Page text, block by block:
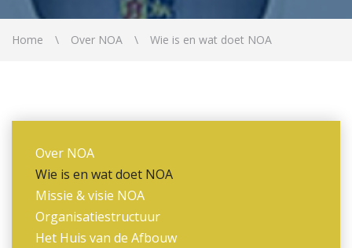
Home Over NOA Wie is en wat doet NOA
Over NOA
Wie is en wat doet NOA
Missie & visie NOA
Organisatiestructuur
Het Huis van de Afbouw